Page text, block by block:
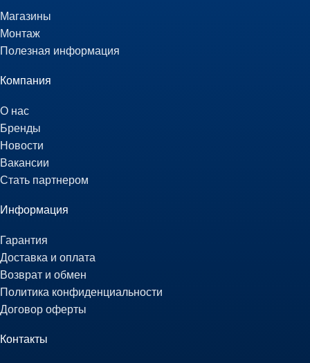
Магазины
Монтаж
Полезная информация
Компания
О нас
Бренды
Новости
Вакансии
Стать партнером
Информация
Гарантия
Доставка и оплата
Возврат и обмен
Политика конфиденциальности
Договор оферты
Контакты